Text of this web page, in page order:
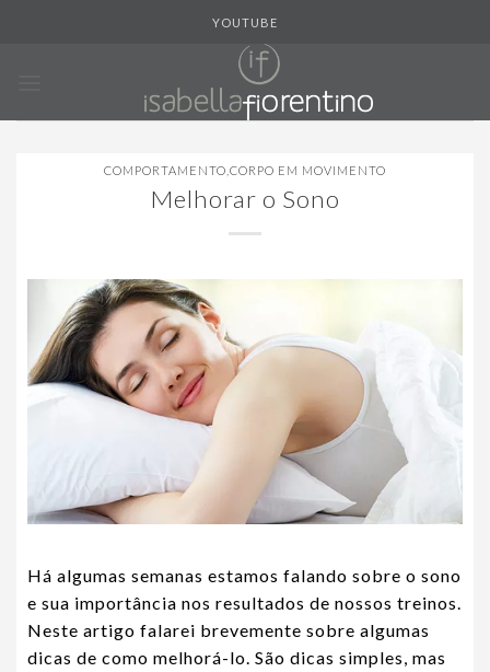
YOUTUBE
COMPORTAMENTO CORPO EM MOVIMENTO
Melhorar o Sono
Há algumas semanas estamos falando sobre o sono
e sua importância nos resultados de nossos treinos.
Neste artigo falarei brevemente sobre algumas
dicas de como melhorá-lo. São dicas simples, mas